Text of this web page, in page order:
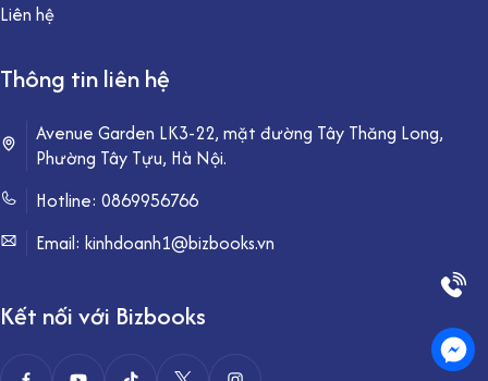
Liên hệ
Thông tin liên hệ
Avenue Garden LK3-22, mặt đường Tây Thăng Long,
Phường Tây Tựu, Hà Nội.
Hotline: 0869956766
Email: kinhdoanh1@bizbooks.vn
Kết nối với Bizbooks